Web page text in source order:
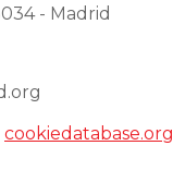
- Madrid
cookiedatabase.org